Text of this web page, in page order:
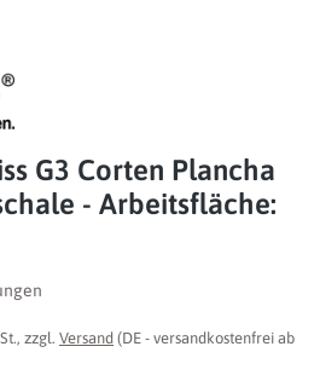
G3 Corten Plancha
- Arbeitsfläche:
von 0 von 5 Sternen
zzgl. Versand (DE - versandkostenfrei ab